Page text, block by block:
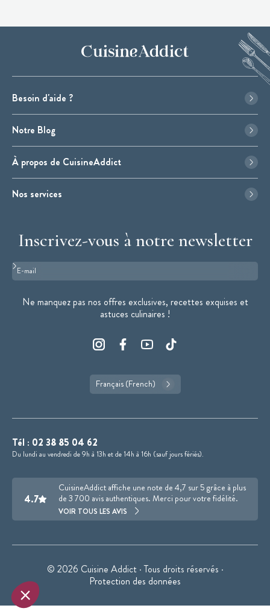
Besoin d'aide ?
Notre Blog
À propos de CuisineAddict
Nos services
Inscrivez-vous à notre newsletter
Format : adresse@email.com
Ne manquez pas nos offres exclusives, recettes exquises et
astuces culinaires !
Français (French)
Tél : 02 38 85 04 62
Du lundi au vendredi de 9h à 13h et de 14h à 16h (sauf jours fériés).
4.7
CuisineAddict affiche une note de 4,7 sur 5 grâce à plus
de 3 700 avis authentiques. Merci pour votre fidélité.
VOIR TOUS LES AVIS
© 2026 Cuisine Addict · Tous droits réservés ·
Protection des données